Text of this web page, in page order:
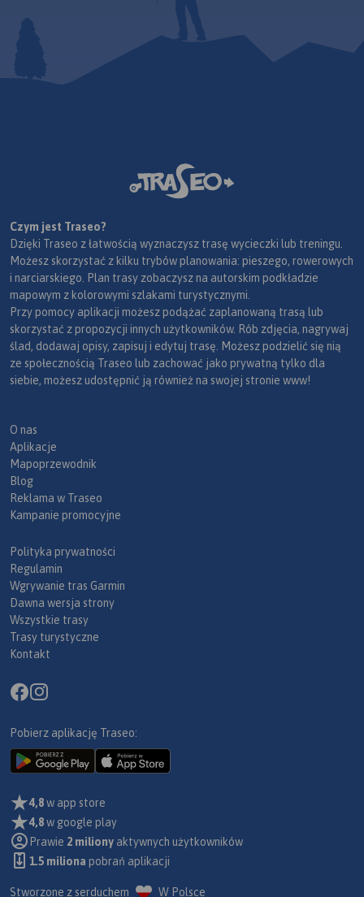
Czym jest Traseo?
Dzięki Traseo z łatwością wyznaczysz trasę wycieczki lub treningu.
Możesz skorzystać z kilku trybów planowania: pieszego, rowerowych
i narciarskiego. Plan trasy zobaczysz na autorskim podkładzie
mapowym z kolorowymi szlakami turystycznymi.
Przy pomocy aplikacji możesz podążać zaplanowaną trasą lub
skorzystać z propozycji innych użytkowników. Rób zdjęcia, nagrywaj
ślad, dodawaj opisy, zapisuj i edytuj trasę. Możesz podzielić się nią
ze społecznością Traseo lub zachować jako prywatną tylko dla
siebie, możesz udostępnić ją również na swojej stronie www!
O nas
Aplikacje
Mapoprzewodnik
Blog
Reklama w Traseo
Kampanie promocyjne
Polityka prywatności
Regulamin
Wgrywanie tras Garmin
Dawna wersja strony
Wszystkie trasy
Trasy turystyczne
Kontakt
Pobierz aplikację Traseo:
4,8w app store
4,8w google play
Prawie 2 miliony aktywnych użytkowników
1.5 miliona pobrań aplikacji
Stworzone z serduchem W Polsce